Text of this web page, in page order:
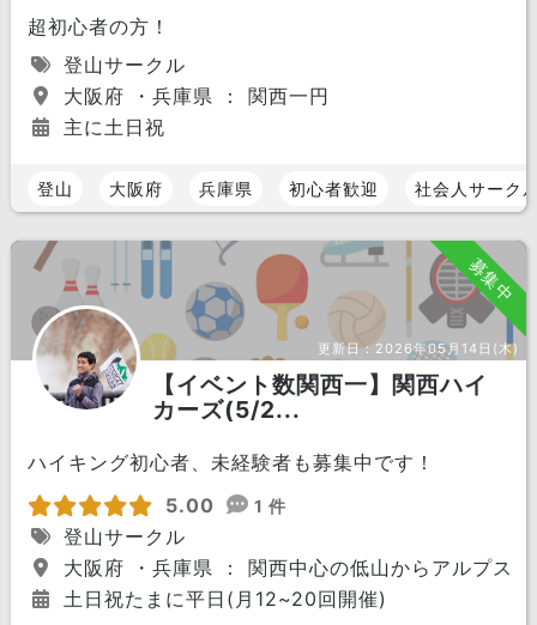
超初心者の方！
登山サークル
大阪府 ・兵庫県 ： 関西一円
主に土日祝
登山 大阪府 兵庫県 初心者歓迎 社会人サーク
募集中
更新日： 2026年05月14日(木)
【イベント数関西一】関西ハイ
カーズ(5/2...
ハイキング初心者、未経験者も募集中です！
5.00
1 件
登山サークル
大阪府 ・兵庫県 ： 関西中心の低山からアルプス
土日祝たまに平日(月12~20回開催)